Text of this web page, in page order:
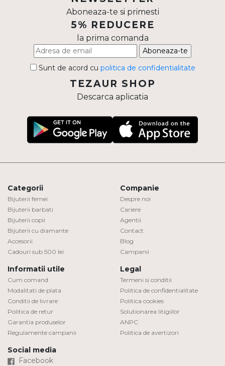
Aboneaza-te si primesti
5% REDUCERE
la prima comanda
Aboneaza-te
Sunt de acord cu politica de confidentialitate
TEZAUR SHOP
Descarca aplicatia
Categorii
Bijuterii femei
Bijuterii barbati
Bijuterii copii
Bijuterii cu diamante
Accesorii
Cadouri sub 500 lei
Companie
Despre noi
Cariere
Agentii
Contact
Blog
Campanii
Informatii utile
Cum comand
Modalitati de plata
Conditii de livrare
Politica de retur
Garantia produselor
Regulamente campanii
Legal
Termeni si conditii
Politica de confidentialitate
Politica cookies
Solutionarea litigiilor
ANPC
Politica de avertizori
Social media
Facebook